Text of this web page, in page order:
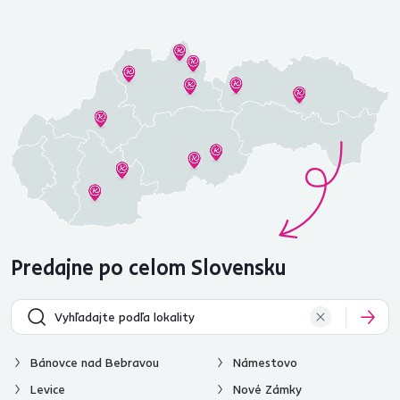
Predajne po celom Slovensku
Bánovce nad Bebravou
Levice
Námestovo
Nové Zámky